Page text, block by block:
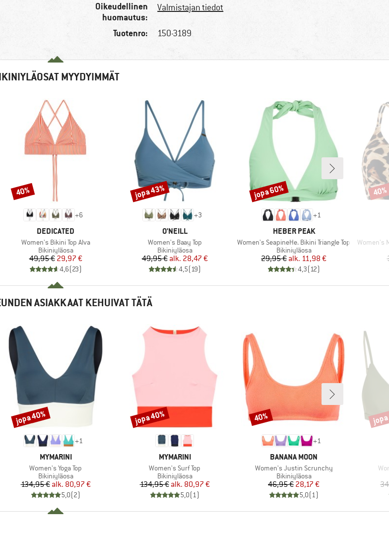
Oikeudellinen
huomautus:
Valmistajan tiedot
Tuotenro: 150-3189
MYYDYIMMÄT
+6
MERKKI
DEDICATED
Tuote
Women's Bikini Top Alva
Tuoteryhmä
Bikiniyläosa
Hinta
49,95 €Alennettu hinta
29,97 €
4,6(23)
Alennus
40%
+3
MERKKI
O'NEILL
Tuote
Women's Baay Top
Tuoteryhmä
Bikiniyläosa
Hinta
49,95 € Alennettu hinta
alk. 28,47 €
4,5(19)
Alennus
jopa 43%
+1
MERKKI
HEBER PEAK
Tuote
Women's SeapineHe. Bikini Triangle Top
Tuoteryhmä
Bikiniyläosa
Hinta
29,95 € Alennettu hinta
alk. 11,98 €
4,3(12)
Alennus
jopa 60%
Tuote
Women's
40%
ASIAKKAAT KEHUIVAT TÄTÄ
+1
MERKKI
MYMARINI
Tuote
Women's Yoga Top
Tuoteryhmä
Bikiniyläosa
Hinta
134,95 € Alennettu hinta
alk. 80,97 €
5,0(2)
Alennus
jopa 40%
MERKKI
MYMARINI
Tuote
Women's Surf Top
Tuoteryhmä
Bikiniyläosa
Hinta
134,95 € Alennettu hinta
alk. 80,97 €
5,0(1)
Alennus
jopa 40%
+1
MERKKI
BANANA MOON
Tuote
Women's Justin Scrunchy
Tuoteryhmä
Bikiniyläosa
Hinta
46,95 €Alennettu hinta
28,17 €
5,0(1)
Alennus
40%